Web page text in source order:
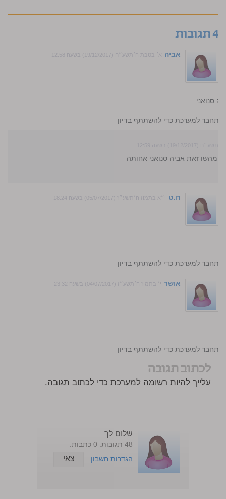
4 תגובות
אביה א׳ בטבת ה׳תשע״ח (19/12/2017) בשעה 12:58
סנואני
התחבר למערכת כדי להשתתף בדיון
מהשו זאת אביה סנואני אחותה
ח.ט י״א בתמוז ה׳תשע״ז (05/07/2017) בשעה 18:24
התחבר למערכת כדי להשתתף בדיון
אושר י׳ בתמוז ה׳תשע״ז (04/07/2017) בשעה 23:32
התחבר למערכת כדי להשתתף בדיון
לכתוב תגובה
עלייך להיות רשומה למערכת כדי לכתוב תגובה.
שלום לך
48 תגובות. 0 כתבות.
הגדרות חשבון
צאי